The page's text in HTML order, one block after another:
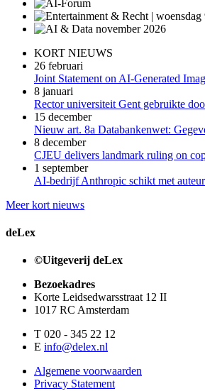
KORT NIEUWS
26 februari
Joint Statement on AI-Generated
8 januari
Rector universiteit Gent gebruikte
15 december
Nieuw art. 8a Databankenwet:
8 december
CJEU delivers landmark ruling on
1 september
AI-bedrijf Anthropic schikt met
Meer kort nieuws
deLex
©Uitgeverij deLex
Bezoekadres
Korte Leidsedwarsstraat 12 II
1017 RC Amsterdam
T 020 - 345 22 12
E info@delex.nl
Algemene voorwaarden
Privacy Statement